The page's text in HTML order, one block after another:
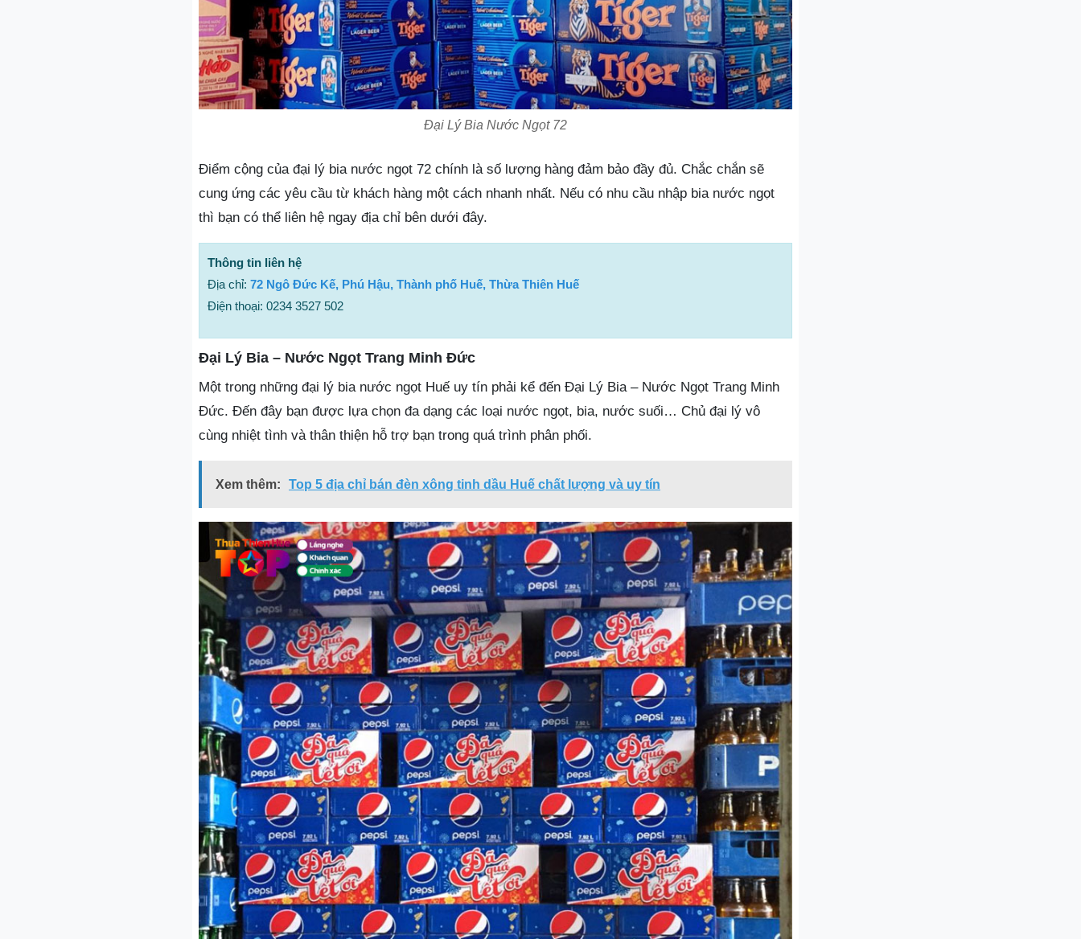
Đại Lý Bia Nước Ngọt 72
Điểm cộng của đại lý bia nước ngọt 72 chính là số lượng hàng đảm bảo đầy đủ. Chắc chắn sẽ
cung ứng các yêu cầu từ khách hàng một cách nhanh nhất. Nếu có nhu cầu nhập bia nước ngọt
thì bạn có thể liên hệ ngay địa chỉ bên dưới đây.
Thông tin liên hệ
Địa chỉ: 72 Ngô Đức Kế, Phú Hậu, Thành phố Huế, Thừa Thiên Huế
Điện thoại: 0234 3527 502
Đại Lý Bia – Nước Ngọt Trang Minh Đức
Một trong những đại lý bia nước ngọt Huế uy tín phải kể đến Đại Lý Bia – Nước Ngọt Trang Minh
Đức. Đến đây bạn được lựa chọn đa dạng các loại nước ngọt, bia, nước suối… Chủ đại lý vô
cùng nhiệt tình và thân thiện hỗ trợ bạn trong quá trình phân phối.
Xem thêm: Top 5 địa chỉ bán đèn xông tinh dầu Huế chất lượng và uy tín